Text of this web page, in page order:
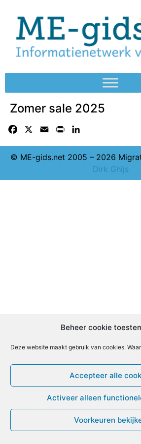
Beheer cookie
Deze website maakt gebruik van cookies.
Accepteer alle
Activeer alleen
Voorkeuren
Zomer sale 2025
Facebook Email Print
© ME-gids.net 2005 – 2026
Dirk Ghijs